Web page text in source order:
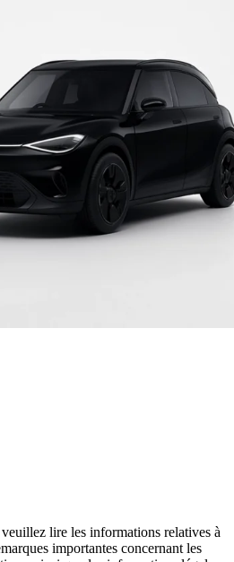
lire les informations relatives à
importantes concernant les